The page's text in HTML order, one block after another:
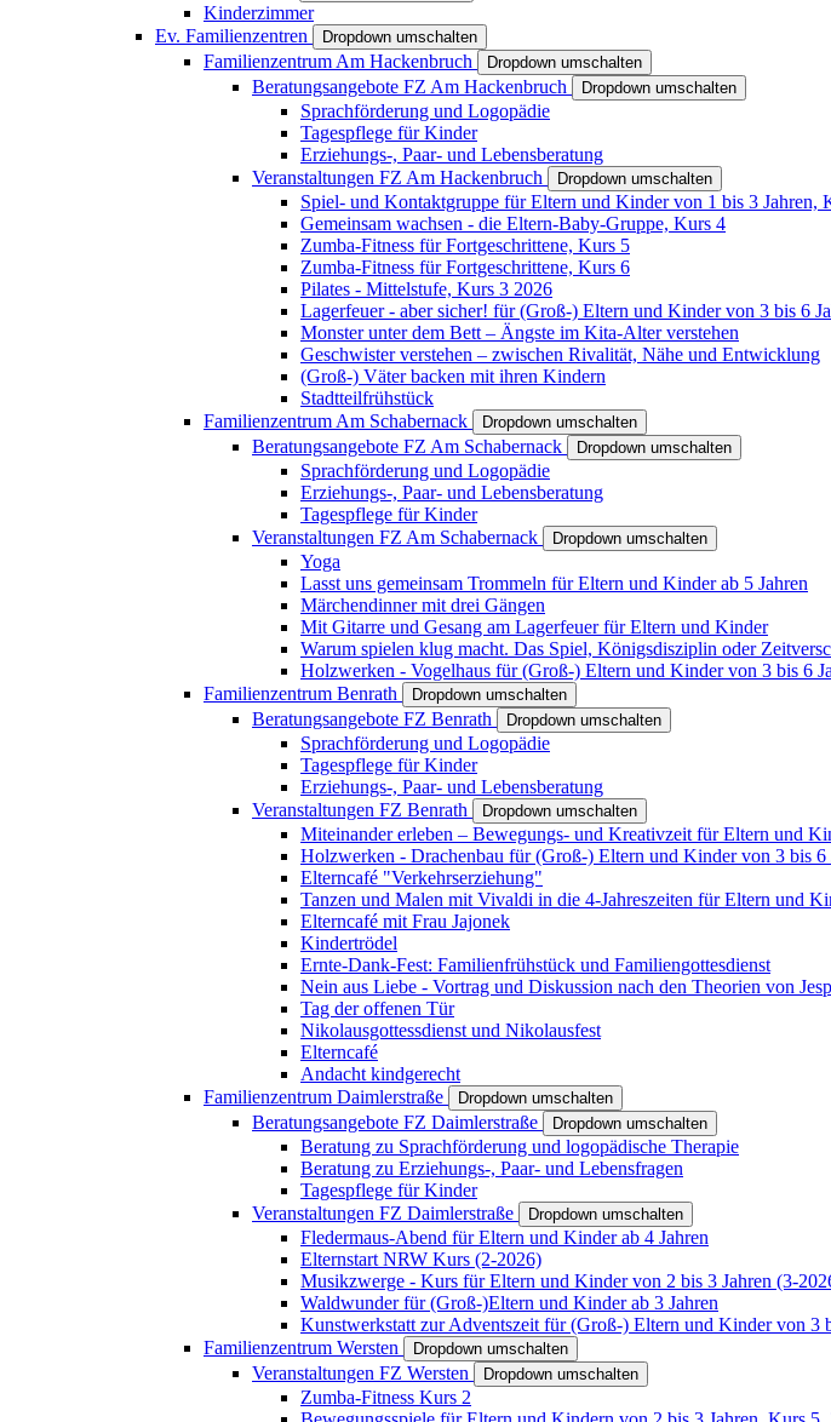
Kinderzimmer
Ev. Familienzentren
Dropdown umschalten
Familienzentrum Am Hackenbruch Dropdown umschalten
Beratungsangebote FZ Am Hackenbruch Dropdown umschalten
Sprachförderung und Logopädie
Tagespflege für Kinder
Erziehungs-, Paar- und Lebensberatung
Veranstaltungen FZ Am Hackenbruch
Dropdown umschalten
Spiel- und Kontaktgruppe für Eltern und Kinder von 1 bis 3 Jahren,
Gemeinsam wachsen - die Eltern-Baby-Gruppe, Kurs 4
Zumba-Fitness für Fortgeschrittene, Kurs 5
Zumba-Fitness für Fortgeschrittene, Kurs 6
Pilates - Mittelstufe, Kurs 3 2026
Lagerfeuer - aber sicher! für (Groß-) Eltern und Kinder von 3 bis 6
Monster unter dem Bett – Ängste im Kita-Alter verstehen
Geschwister verstehen – zwischen Rivalität, Nähe und Entwicklung
(Groß-) Väter backen mit ihren Kindern
Stadtteilfrühstück
Familienzentrum Am Schabernack
Dropdown umschalten
Beratungsangebote FZ Am Schabernack Dropdown umschalten
Sprachförderung und Logopädie
Erziehungs-, Paar- und Lebensberatung
Tagespflege für Kinder
Veranstaltungen FZ Am Schabernack
Dropdown umschalten
Yoga
Lasst uns gemeinsam Trommeln für Eltern und Kinder ab 5 Jahren
Märchendinner mit drei Gängen
Mit Gitarre und Gesang am Lagerfeuer für Eltern und Kinder
Warum spielen klug macht. Das Spiel, Königsdisziplin oder
Holzwerken - Vogelhaus für (Groß-) Eltern und Kinder von 3 bis 6
Familienzentrum Benrath
Dropdown umschalten
Beratungsangebote FZ Benrath Dropdown umschalten
Sprachförderung und Logopädie
Tagespflege für Kinder
Erziehungs-, Paar- und Lebensberatung
Veranstaltungen FZ Benrath
Dropdown umschalten
Miteinander erleben – Bewegungs- und Kreativzeit für Eltern und
Holzwerken - Drachenbau für (Groß-) Eltern und Kinder von 3 bis 6
Elterncafé "Verkehrserziehung"
Tanzen und Malen mit Vivaldi in die 4-Jahreszeiten für Eltern und
Elterncafé mit Frau Jajonek
Kindertrödel
Ernte-Dank-Fest: Familienfrühstück und Familiengottesdienst
Nein aus Liebe - Vortrag und Diskussion nach den Theorien von
Tag der offenen Tür
Nikolausgottessdienst und Nikolausfest
Elterncafé
Andacht kindgerecht
Familienzentrum Daimlerstraße
Dropdown umschalten
Beratungsangebote FZ Daimlerstraße Dropdown umschalten
Beratung zu Sprachförderung und logopädische Therapie
Beratung zu Erziehungs-, Paar- und Lebensfragen
Tagespflege für Kinder
Veranstaltungen FZ Daimlerstraße
Dropdown umschalten
Fledermaus-Abend für Eltern und Kinder ab 4 Jahren
Elternstart NRW Kurs (2-2026)
Musikzwerge - Kurs für Eltern und Kinder von 2 bis 3 Jahren (3-
Waldwunder für (Groß-)Eltern und Kinder ab 3 Jahren
Kunstwerkstatt zur Adventszeit für (Groß-) Eltern und Kinder von 3
Familienzentrum Wersten
Dropdown umschalten
Veranstaltungen FZ Wersten Dropdown umschalten
Zumba-Fitness Kurs 2